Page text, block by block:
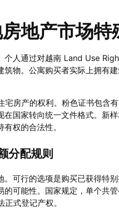
地产市场特
个人通过对越南 Land Use
物。公寓购买者实际上拥有
房产的权利。粉色证书包含
国家转向统一文件格式。新
权的合法性。
分配规则
可行的选项是购买已获得特
可能性。国家规定，单个共
式登记产权。